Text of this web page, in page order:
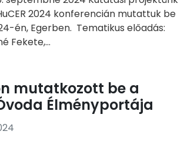
2024 konferencián mutattuk be
én, Egerben. Tematikus előadás:
Fekete,...
mutatkozott be a
Élményportája